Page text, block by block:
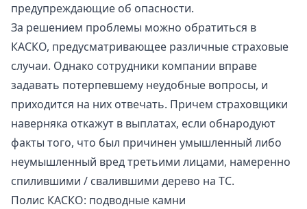
предупреждающие об опасности.
За решением проблемы можно обратиться в
КАСКО, предусматривающее различные страховые
случаи. Однако сотрудники компании вправе
задавать потерпевшему неудобные вопросы, и
приходится на них отвечать. Причем страховщики
наверняка откажут в выплатах, если обнародуют
факты того, что был причинен умышленный либо
неумышленный вред третьими лицами, намеренно
спилившими / свалившими дерево на ТС.
Полис КАСКО: подводные камни